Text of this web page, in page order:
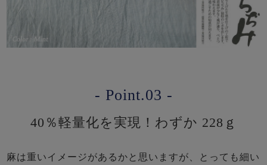
- Point.03 -
40％軽量化を実現！わずか 228ｇ
麻は重いイメージがあるかと思いますが、とっても細い